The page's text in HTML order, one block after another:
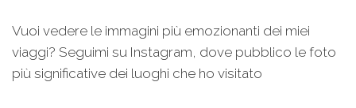
Vuoi vedere le immagini più emozionanti dei miei
viaggi? Seguimi su Instagram, dove pubblico le foto
più significative dei luoghi che ho visitato